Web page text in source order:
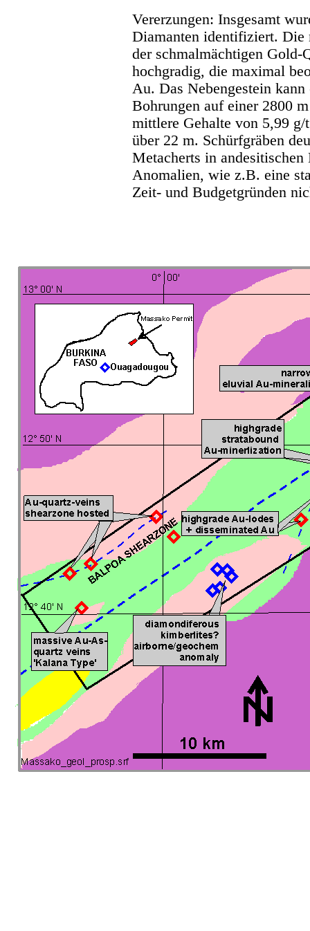
Vererzungen: Insgesamt
Diamanten identifiziert. Die
der schmalmächtigen Gold-
hochgradig, die maximal
Au. Das Nebengestein
Bohrungen auf einer 2800
mittlere Gehalte von 5,99
über 22 m. Schürfgräben
Metacherts in
Anomalien, wie z.B. eine
Zeit- und Budgetgründen